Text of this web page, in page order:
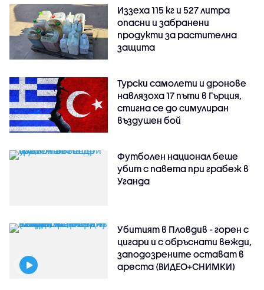
Иззеха 115 кг и 527 литра
опасни и забранени
продукти за растителна
защита
Турски самолети и дронове
навлязоха 17 пъти в Гърция,
стигна се до симулиран
въздушен бой
Футболен национал беше
убит с павета при грабеж в
Уганда
Убитият в Пловдив - горен с
цигари и с обръснати вежди,
заподозрените остават в
ареста (ВИДЕО+СНИМКИ)